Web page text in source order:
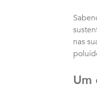
nas
Um